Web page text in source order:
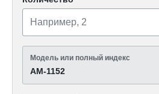
Модель или полный индекс
АМ-1152